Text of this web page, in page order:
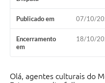
Publicado em 07/10/
Encerramento
em
18/10/
Olá, agentes culturais do